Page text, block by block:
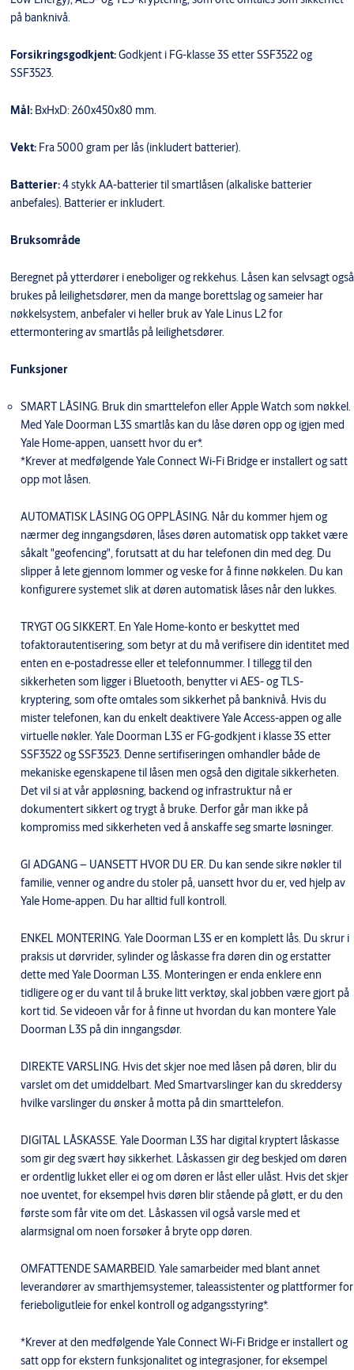
på banknivå.
Forsikringsgodkjent:Godkjent i FG-klasse 3S etter SSF3522 og
SSF3523.
Mål:BxHxD: 260x450x80 mm.
Vekt:Fra 5000 gram per lås (inkludert batterier).
Batterier:4 stykk AA-batterier til smartlåsen (alkaliske batterier
anbefales). Batterier er inkludert.
Bruksområde
Beregnet på ytterdører i eneboliger og rekkehus. Låsen kan selvsagt også
brukes på leilighetsdører, men da mange borettslag og sameier har
nøkkelsystem, anbefaler vi heller bruk av Yale Linus L2 for
ettermontering av smartlås på leilighetsdører.
Funksjoner
SMART LÅSING. Bruk din smarttelefon eller Apple Watch som nøkkel.
Med Yale Doorman L3S smartlås kan du låse døren opp og igjen med
Yale Home-appen, uansett hvor du er*.
*Krever at medfølgende Yale Connect Wi-Fi Bridge er installert og satt
opp mot låsen.
AUTOMATISK LÅSING OG OPPLÅSING. Når du kommer hjem og
nærmer deg inngangsdøren, låses døren automatisk opp takket være
såkalt "geofencing", forutsatt at du har telefonen din med deg. Du
slipper å lete gjennom lommer og veske for å finne nøkkelen. Du kan
konfigurere systemet slik at døren automatisk låses når den lukkes.
​TRYGT OG SIKKERT. En Yale Home-konto er beskyttet med
tofaktorautentisering, som betyr at du må verifisere din identitet med
enten en e-postadresse eller et telefonnummer. I tillegg til den
sikkerheten som ligger i Bluetooth, benytter vi AES- og TLS-
kryptering, som ofte omtales som sikkerhet på banknivå. Hvis du
mister telefonen, kan du enkelt deaktivere Yale Access-appen og alle
virtuelle nøkler. Yale Doorman L3S er FG-godkjent i klasse 3S etter
SSF3522 og SSF3523. Denne sertifiseringen omhandler både de
mekaniske egenskapene til låsen men også den digitale sikkerheten.
Det vil si at vår appløsning, backend og infrastruktur nå er
dokumentert sikkert og trygt å bruke. Derfor går man ikke på
kompromiss med sikkerheten ved å anskaffe seg smarte løsninger.
GI ADGANG – UANSETT HVOR DU ER. Du kan sende sikre nøkler til
familie, venner og andre du stoler på, uansett hvor du er, ved hjelp av
Yale Home-appen. Du har alltid full kontroll.
ENKEL MONTERING. Yale Doorman L3S er en komplett lås. Du skrur i
praksis ut dørvrider, sylinder og låskasse fra døren din og erstatter
dette med Yale Doorman L3S. Monteringen er enda enklere enn
tidligere og er du vant til å bruke litt verktøy, skal jobben være gjort på
kort tid. Se videoen vår for å finne ut hvordan du kan montere Yale
Doorman L3S på din inngangsdør.
DIREKTE VARSLING. Hvis det skjer noe med låsen på døren, blir du
varslet om det umiddelbart. Med Smartvarslinger kan du skreddersy
hvilke varslinger du ønsker å motta på din smarttelefon.
DIGITAL LÅSKASSE. Yale Doorman L3S har digital kryptert låskasse
som gir deg svært høy sikkerhet. Låskassen gir deg beskjed om døren
er ordentlig lukket eller ei og om døren er låst eller ulåst. Hvis det skjer
noe uventet, for eksempel hvis døren blir stående på gløtt, er du den
første som får vite om det. Låskassen vil også varsle med et
alarmsignal om noen forsøker å bryte opp døren.
OMFATTENDE SAMARBEID. Yale samarbeider med blant annet
leverandører av smarthjemsystemer, taleassistenter og plattformer for
ferieboligutleie for enkel kontroll og adgangsstyring*.
*Krever at den medfølgende Yale Connect Wi-Fi Bridge er installert og
satt opp for ekstern funksjonalitet og integrasjoner, for eksempel